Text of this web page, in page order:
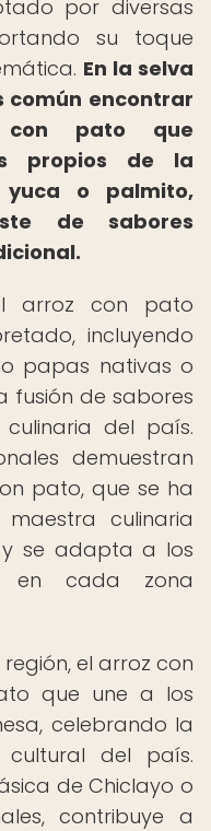
por diversas
su toque
En la selva
común encontrar
con pato que
propios de la
yuca o palmito,
de sabores
arroz con pato
incluyendo
papas nativas o
fusión de sabores
del país.
demuestran
pato, que se ha
culinaria
se adapta a los
en cada zona
el arroz con
que une a los
celebrando la
cultural del país.
de Chiclayo o
contribuye a